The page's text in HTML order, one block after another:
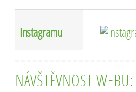
Instagramu
NÁVŠTĚVNOST WEBU: